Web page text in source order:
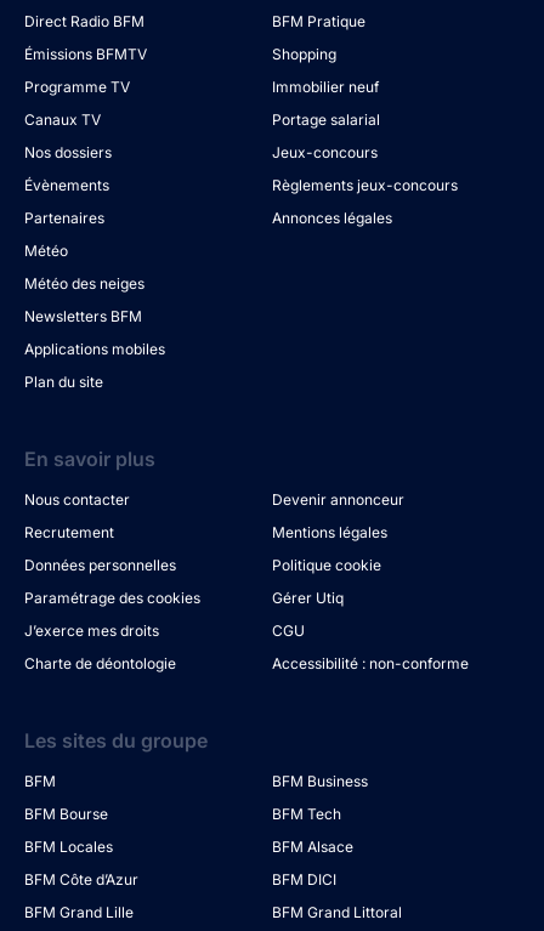
Direct Radio BFM
Émissions BFMTV
Programme TV
Canaux TV
Nos dossiers
Évènements
Partenaires
Météo
Météo des neiges
Newsletters BFM
Applications mobiles
Plan du site
BFM Pratique
Shopping
Immobilier neuf
Portage salarial
Jeux-concours
Règlements jeux-concours
Annonces légales
En savoir plus
Nous contacter
Devenir annonceur
Recrutement
Mentions légales
Données personnelles
Politique cookie
Paramétrage des cookies
Gérer Utiq
J’exerce mes droits
CGU
Charte de déontologie
Accessibilité : non-conforme
Les sites du groupe
BFM
BFM Business
BFM Bourse
BFM Tech
BFM Locales
BFM Alsace
BFM Côte d’Azur
BFM DICI
BFM Grand Lille
BFM Grand Littoral